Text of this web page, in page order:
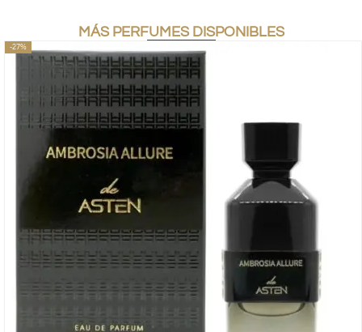
MÁS PERFUMES DISPONIBLES
-27%